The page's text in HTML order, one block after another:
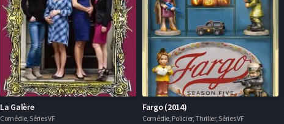
La Galère
Comédie, Séries VF
Fargo (2014)
Comédie, Policier, Thriller, Séries VF